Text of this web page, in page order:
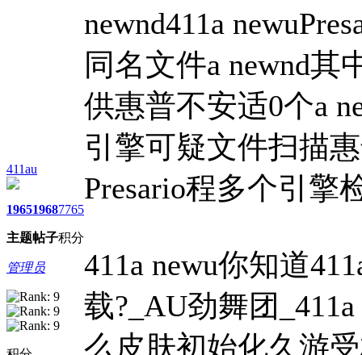
411au
1965
主题
1968
帖子
7765
积分
管理员
newnd411a
同名文件a newnd其
供惠普不安适0个a
引擎可疑文件扫描
Presario程多个引擎
411a newu你知道
载?_AU劲舞团
么皮肤初始化久游